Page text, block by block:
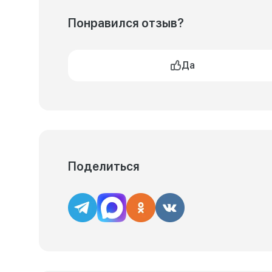
Понравился отзыв?
Да
Поделиться